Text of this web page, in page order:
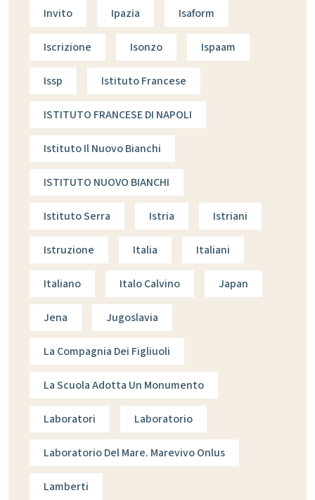
Invito Ipazia Isaform
Iscrizione Isonzo Ispaam
Issp Istituto Francese
ISTITUTO FRANCESE DI NAPOLI
Istituto Il Nuovo Bianchi
ISTITUTO NUOVO BIANCHI
Istituto Serra Istria Istriani
Istruzione Italia Italiani
Italiano Italo Calvino Japan
Jena Jugoslavia
La Compagnia Dei Figliuoli
La Scuola Adotta Un Monumento
Laboratori Laboratorio
Laboratorio Del Mare. Marevivo Onlus
Lamberti